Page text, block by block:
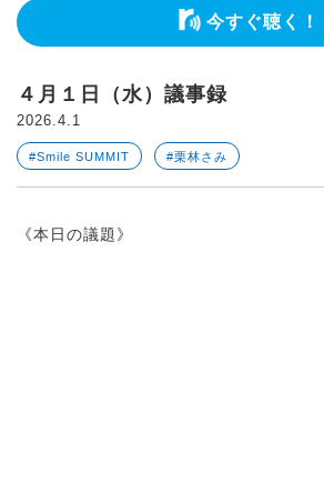
今すぐ聴く！
４月１日（水）議事録
2026.4.1
#Smile SUMMIT #栗林さみ
《本日の議題》